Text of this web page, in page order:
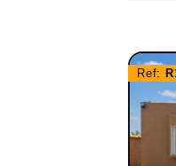
Ref: